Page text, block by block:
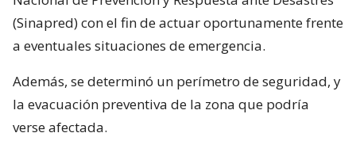
(Sinapred) con el fin de actuar oportunamente frente
a eventuales situaciones de emergencia.
Además, se determinó un perímetro de seguridad, y
la evacuación preventiva de la zona que podría
verse afectada.